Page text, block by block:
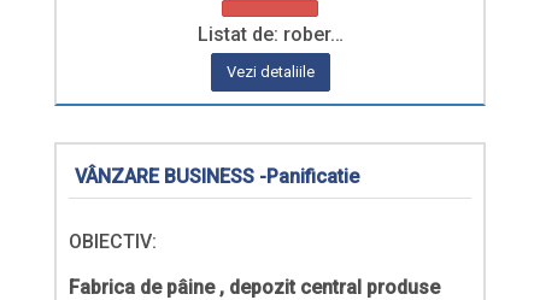
Listat de: rober…
Vezi detaliile
VÂNZARE BUSINESS -Panificatie
OBIECTIV:
Fabrica de pâine , depozit central produse